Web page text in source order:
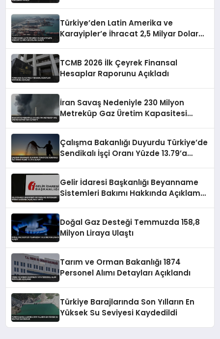
Türkiye’den Latin Amerika ve
Karayipler’e İhracat 2,5 Milyar Dolara
TCMB 2026 İlk Çeyrek Finansal
Hesaplar Raporunu Açıkladı
İran Savaş Nedeniyle 230 Milyon
Metreküp Gaz Üretim Kapasitesi
Çalışma Bakanlığı Duyurdu Türkiye’de
Sendikalı İşçi Oranı Yüzde 13.79’a
Gelir İdaresi Başkanlığı Beyanname
Sistemleri Bakımı Hakkında Açıklama
Doğal Gaz Desteği Temmuzda 158,8
Milyon Liraya Ulaştı
Tarım ve Orman Bakanlığı 1874
Personel Alımı Detayları Açıklandı
Türkiye Barajlarında Son Yılların En
Yüksek Su Seviyesi Kaydedildi